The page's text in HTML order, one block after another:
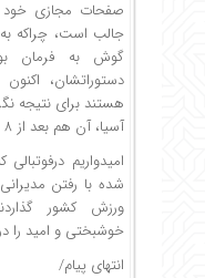
صفحات مجازی خود
جالب است، چراکه
گوش به فرمان
دستوراتشان، اکنون
هستند برای نتیجه
آسیا، آن هم بعد از 8 سال!
امیدواریم
شده با رفتن
ورزش کشور
خوشبختی و امید را
انتهای پیام/